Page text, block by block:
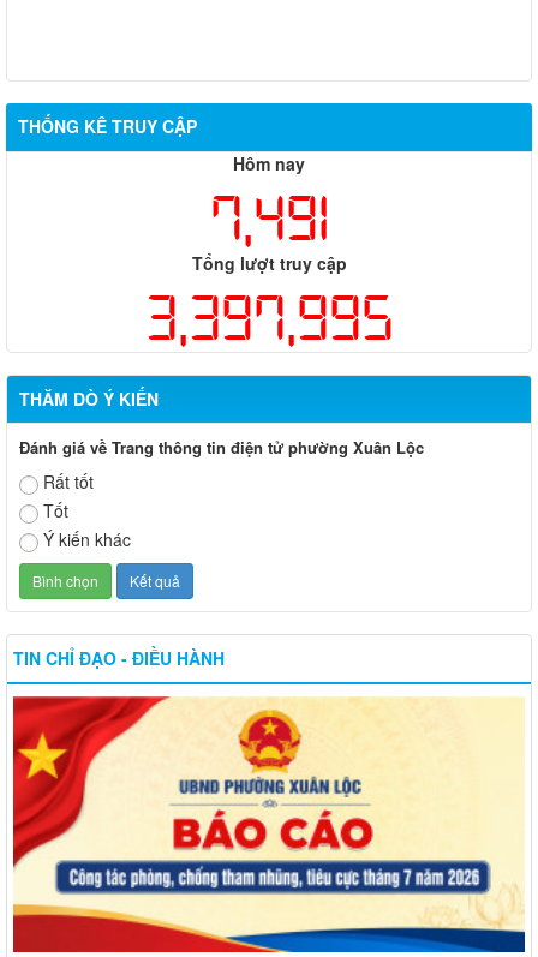
THỐNG KÊ TRUY CẬP
Hôm nay
7,491
Tổng lượt truy cập
3,397,995
THĂM DÒ Ý KIẾN
Đánh giá về Trang thông tin điện tử phường Xuân Lộc
Rất tốt
Tốt
Ý kiến khác
TIN CHỈ ĐẠO - ĐIỀU HÀNH